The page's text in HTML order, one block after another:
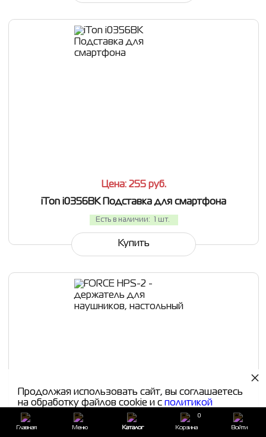
Цена: 255 руб.
iTon i0356BK Подставка для смартфона
Есть в наличии: 1 шт.
Купить
СРАВНИТЬ В ИЗБРАННОЕ
Продолжая использовать сайт, вы соглашаетесь
на обработку файлов cookie и с политикой
конфиденциальности
×
Главная Меню Каталог Корзина
0
Войти